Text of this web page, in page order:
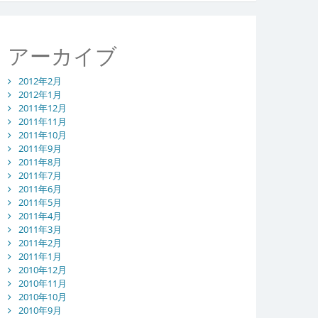
アーカイブ
2012年2月
2012年1月
2011年12月
2011年11月
2011年10月
2011年9月
2011年8月
2011年7月
2011年6月
2011年5月
2011年4月
2011年3月
2011年2月
2011年1月
2010年12月
2010年11月
2010年10月
2010年9月